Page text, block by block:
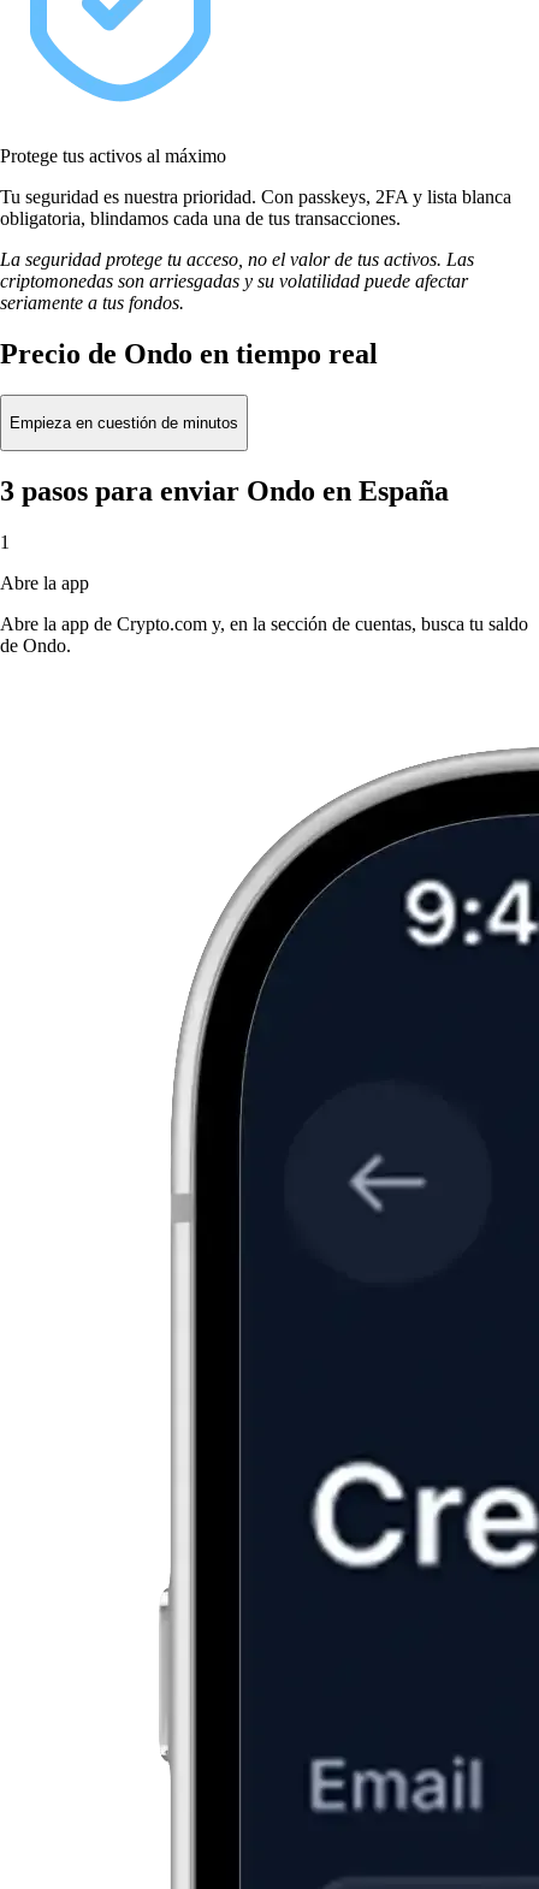
Protege tus activos al máximo
Tu seguridad es nuestra prioridad. Con passkeys, 2FA y lista blanca
obligatoria, blindamos cada una de tus transacciones.
La seguridad protege tu acceso, no el valor de tus activos. Las
criptomonedas son arriesgadas y su volatilidad puede afectar
seriamente a tus fondos.
Precio de Ondo en tiempo real
Empieza en cuestión de minutos
3 pasos para enviar Ondo en España
1
Abre la app
Abre la app de Crypto.com y, en la sección de cuentas, busca tu saldo
de Ondo.